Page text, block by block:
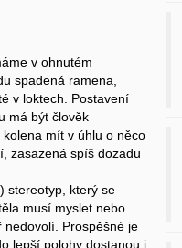
v ohnutém
spadená ramena,
v loktech. Postavení
má být člověk
mít v úhlu o něco
zasazená spíš dozadu
stereotyp, který se
musí myslet nebo
nedovolí. Prospěšné je
lepší polohy dostanou i